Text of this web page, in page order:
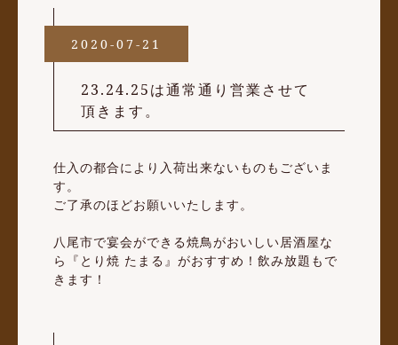
2020-07-21
23.24.25は通常通り営業させて
頂きます。
仕入の都合により入荷出来ないものもございま
す。
ご了承のほどお願いいたします。
八尾市で宴会ができる焼鳥がおいしい居酒屋な
ら『とり焼 たまる』がおすすめ！飲み放題もで
きます！